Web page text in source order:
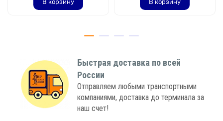
В корзину В корзину
Быстрая доставка по всей
России
Отправляем любыми транспортными
компаниями, доставка до терминала за
наш счет!